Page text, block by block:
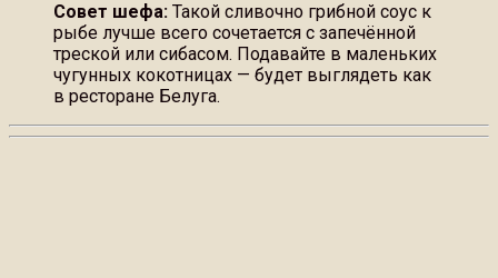
Совет шефа: Такой сливочно грибной соус к
рыбе лучше всего сочетается с запечённой
треской или сибасом. Подавайте в маленьких
чугунных кокотницах — будет выглядеть как
в ресторане Белуга.